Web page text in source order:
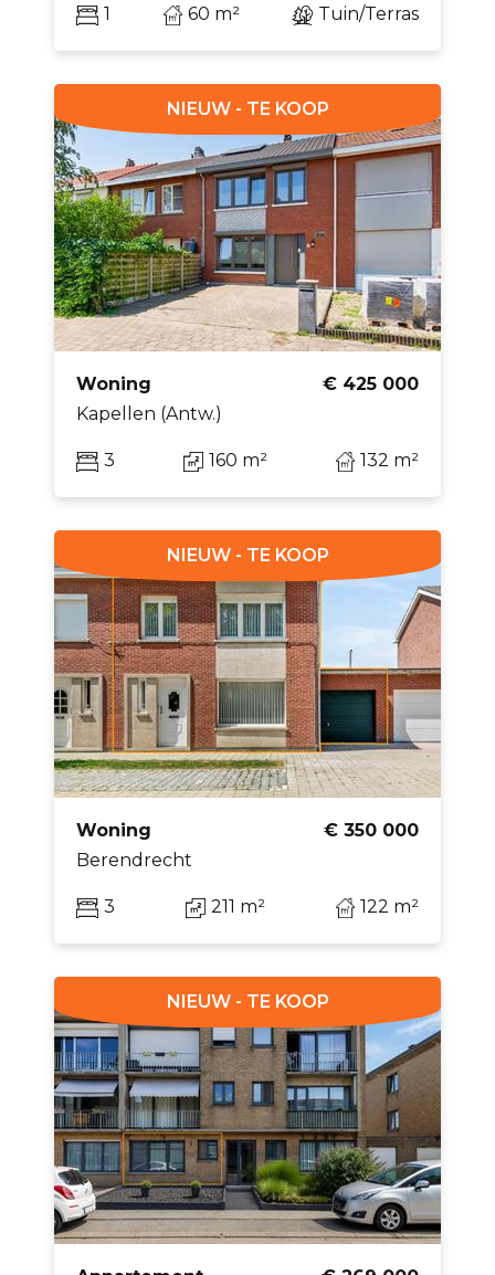
1 60 m² Tuin/Terras
NIEUW - TE KOOP
Woning
€ 425 000
Kapellen (Antw.)
3 160 m² 132 m²
NIEUW - TE KOOP
Woning
€ 350 000
Berendrecht
3 211 m² 122 m²
NIEUW - TE KOOP